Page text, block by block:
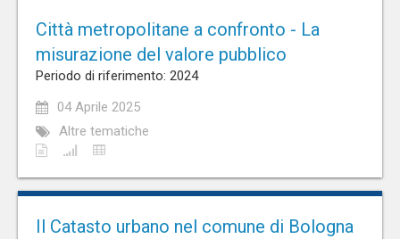
Città metropolitane a confronto - La
misurazione del valore pubblico
Periodo di riferimento: 2024
04 Aprile 2025
Altre tematiche
Il Catasto urbano nel comune di Bologna